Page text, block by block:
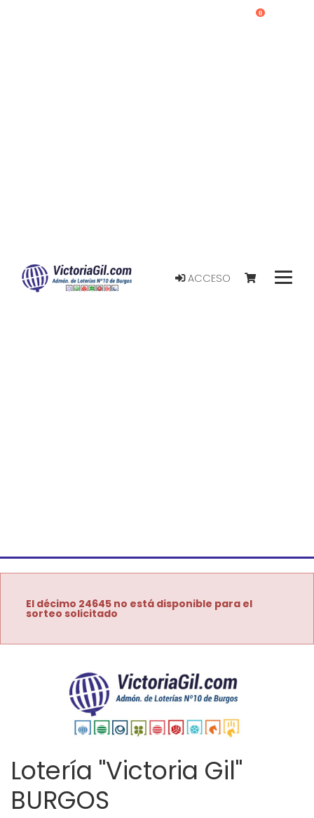
ACCESO
0
El décimo 24645 no está disponible para el
sorteo solicitado
Lotería "Victoria Gil"
BURGOS